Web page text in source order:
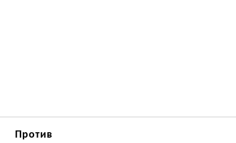
Против